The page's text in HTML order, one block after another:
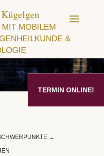
TERMIN ONLINE!
MOBILEM
&
→